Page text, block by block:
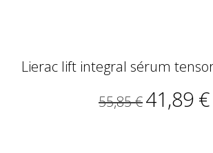
Lierac lift integral sérum
55,85 €41,89 €